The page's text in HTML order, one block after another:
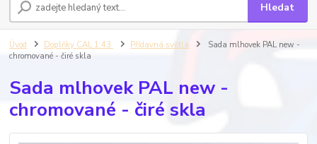
Hledat
Úvod Doplňky CAL 1:43 Přídavná světla
Sada mlhovek PAL new -
chromované - čiré skla
Sada mlhovek PAL new -
chromované - čiré skla